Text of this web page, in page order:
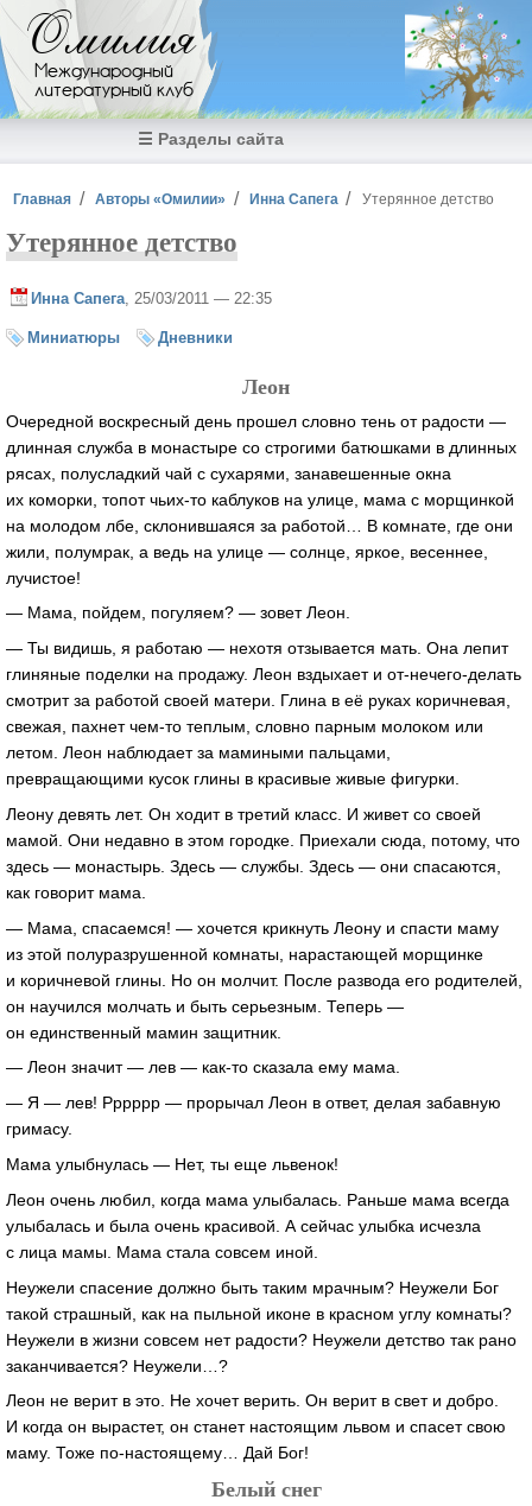
Перейти к основному содержанию
Омилия
Международный
литературный клуб
☰ Разделы сайта
Вы здесь
Главная Авторы «Омилии» Инна Сапега Утерянное детство
Утерянное детство
Инна Сапега , 25/03/2011 — 22:35
Миниатюры Дневники
Леон
Очередной воскресный день прошел словно тень от радости —
длинная служба в монастыре со строгими батюшками в длинных
рясах, полусладкий чай с сухарями, занавешенные окна
их коморки, топот чьих-то каблуков на улице, мама с морщинкой
на молодом лбе, склонившаяся за работой… В комнате, где они
жили, полумрак, а ведь на улице — солнце, яркое, весеннее,
лучистое!
— Мама, пойдем, погуляем? — зовет Леон.
— Ты видишь, я работаю — нехотя отзывается мать. Она лепит
глиняные поделки на продажу. Леон вздыхает и от-нечего-делать
смотрит за работой своей матери. Глина в её руках коричневая,
свежая, пахнет чем-то теплым, словно парным молоком или
летом. Леон наблюдает за мамиными пальцами,
превращающими кусок глины в красивые живые фигурки.
Леону девять лет. Он ходит в третий класс. И живет со своей
мамой. Они недавно в этом городке. Приехали сюда, потому, что
здесь — монастырь. Здесь — службы. Здесь — они спасаются,
как говорит мама.
— Мама, спасаемся! — хочется крикнуть Леону и спасти маму
из этой полуразрушенной комнаты, нарастающей морщинке
и коричневой глины. Но он молчит. После развода его родителей,
он научился молчать и быть серьезным. Теперь —
он единственный мамин защитник.
— Леон значит — лев — как-то сказала ему мама.
— Я — лев! Рррррр — прорычал Леон в ответ, делая забавную
гримасу.
Мама улыбнулась — Нет, ты еще львенок!
Леон очень любил, когда мама улыбалась. Раньше мама всегда
улыбалась и была очень красивой. А сейчас улыбка исчезла
с лица мамы. Мама стала совсем иной.
Неужели спасение должно быть таким мрачным? Неужели Бог
такой страшный, как на пыльной иконе в красном углу комнаты?
Неужели в жизни совсем нет радости? Неужели детство так рано
заканчивается? Неужели…?
Леон не верит в это. Не хочет верить. Он верит в свет и добро.
И когда он вырастет, он станет настоящим львом и спасет свою
маму. Тоже по-настоящему… Дай Бог!
Белый снег